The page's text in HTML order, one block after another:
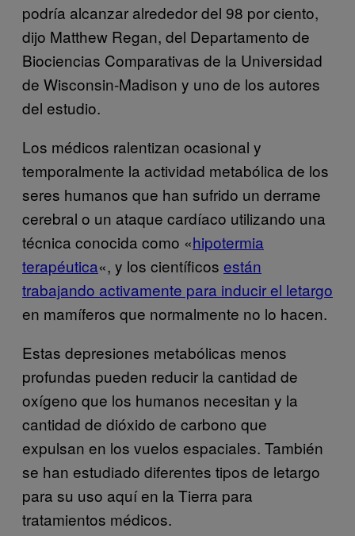
podría alcanzar alrededor del 98 por ciento,
dijo Matthew Regan, del Departamento de
Biociencias Comparativas de la Universidad
de Wisconsin-Madison y uno de los autores
del estudio.
Los médicos ralentizan ocasional y
temporalmente la actividad metabólica de los
seres humanos que han sufrido un derrame
cerebral o un ataque cardíaco utilizando una
técnica conocida como «hipotermia
terapéutica«, y los científicos están
trabajando activamente para inducir el letargo
en mamíferos que normalmente no lo hacen.
Estas depresiones metabólicas menos
profundas pueden reducir la cantidad de
oxígeno que los humanos necesitan y la
cantidad de dióxido de carbono que
expulsan en los vuelos espaciales. También
se han estudiado diferentes tipos de letargo
para su uso aquí en la Tierra para
tratamientos médicos.